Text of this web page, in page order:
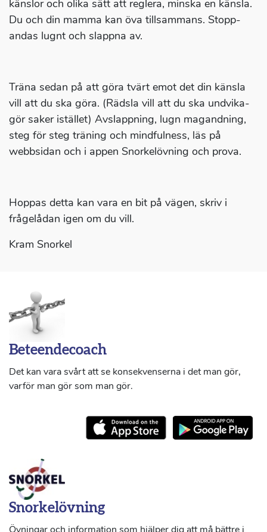
känslor och olika sätt att reglera, minska en känsla.
Du och din mamma kan öva tillsammans. Stopp-
andas lugnt och slappna av.
Träna sedan på att göra tvärt emot det din känsla
vill att du ska göra. (Rädsla vill att du ska undvika-
gör saker istället) Avslappning, lugn magandning,
steg för steg träning och mindfulness, läs på
webbsidan och i appen Snorkelövning och prova.
Hoppas detta kan vara en bit på vägen, skriv i
frågelådan igen om du vill.
Kram Snorkel
Beteendecoach
Det kan vara svårt att se konsekvenserna i det man gör,
varför man gör som man gör.
Snorkelövning